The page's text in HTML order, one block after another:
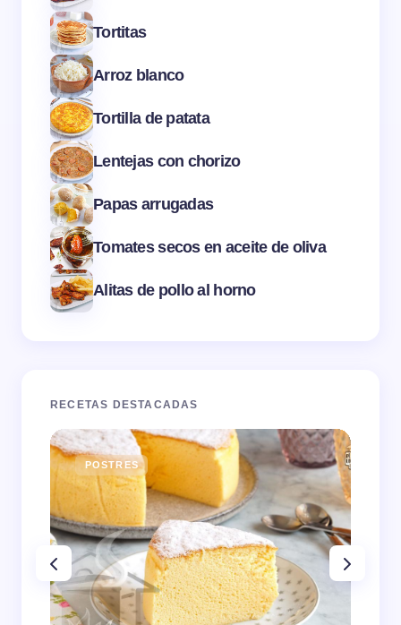
Tortitas
Arroz blanco
Tortilla de patata
Lentejas con chorizo
Papas arrugadas
Tomates secos en aceite de oliva
Alitas de pollo al horno
RECETAS DESTACADAS
POSTRES